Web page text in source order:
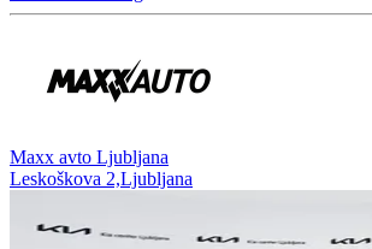
⁠Maxx avto Ljubljana
Leskoškova 2,Ljubljana